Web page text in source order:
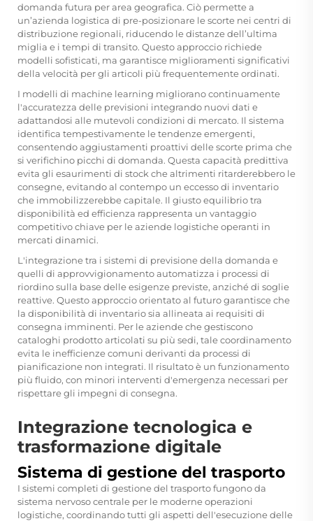
domanda futura per area geografica. Ciò permette a
un’azienda logistica di pre-posizionare le scorte nei centri di
distribuzione regionali, riducendo le distanze dell’ultima
miglia e i tempi di transito. Questo approccio richiede
modelli sofisticati, ma garantisce miglioramenti significativi
della velocità per gli articoli più frequentemente ordinati.
I modelli di machine learning migliorano continuamente
l'accuratezza delle previsioni integrando nuovi dati e
adattandosi alle mutevoli condizioni di mercato. Il sistema
identifica tempestivamente le tendenze emergenti,
consentendo aggiustamenti proattivi delle scorte prima che
si verifichino picchi di domanda. Questa capacità predittiva
evita gli esaurimenti di stock che altrimenti ritarderebbero le
consegne, evitando al contempo un eccesso di inventario
che immobilizzerebbe capitale. Il giusto equilibrio tra
disponibilità ed efficienza rappresenta un vantaggio
competitivo chiave per le aziende logistiche operanti in
mercati dinamici.
L'integrazione tra i sistemi di previsione della domanda e
quelli di approvvigionamento automatizza i processi di
riordino sulla base delle esigenze previste, anziché di soglie
reattive. Questo approccio orientato al futuro garantisce che
la disponibilità di inventario sia allineata ai requisiti di
consegna imminenti. Per le aziende che gestiscono
cataloghi prodotto articolati su più sedi, tale coordinamento
evita le inefficienze comuni derivanti da processi di
pianificazione non integrati. Il risultato è un funzionamento
più fluido, con minori interventi d'emergenza necessari per
rispettare gli impegni di consegna.
Integrazione tecnologica e
trasformazione digitale
Sistema di gestione del trasporto
I sistemi completi di gestione del trasporto fungono da
sistema nervoso centrale per le moderne operazioni
logistiche, coordinando tutti gli aspetti dell'esecuzione delle